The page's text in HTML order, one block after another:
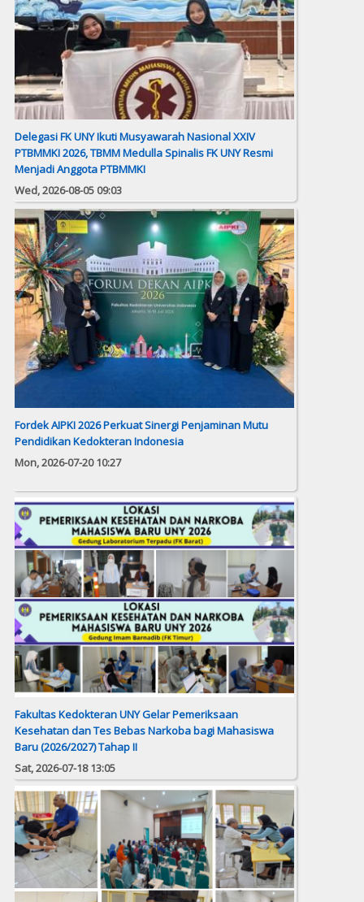
Delegasi FK UNY Ikuti Musyawarah Nasional XXIV
PTBMMKI 2026, TBMM Medulla Spinalis FK UNY Resmi
Menjadi Anggota PTBMMKI
Wed, 2026-08-05 09:03
Fordek AIPKI 2026 Perkuat Sinergi Penjaminan Mutu
Pendidikan Kedokteran Indonesia
Mon, 2026-07-20 10:27
Fakultas Kedokteran UNY Gelar Pemeriksaan
Kesehatan dan Tes Bebas Narkoba bagi Mahasiswa
Baru (2026/2027) Tahap II
Sat, 2026-07-18 13:05